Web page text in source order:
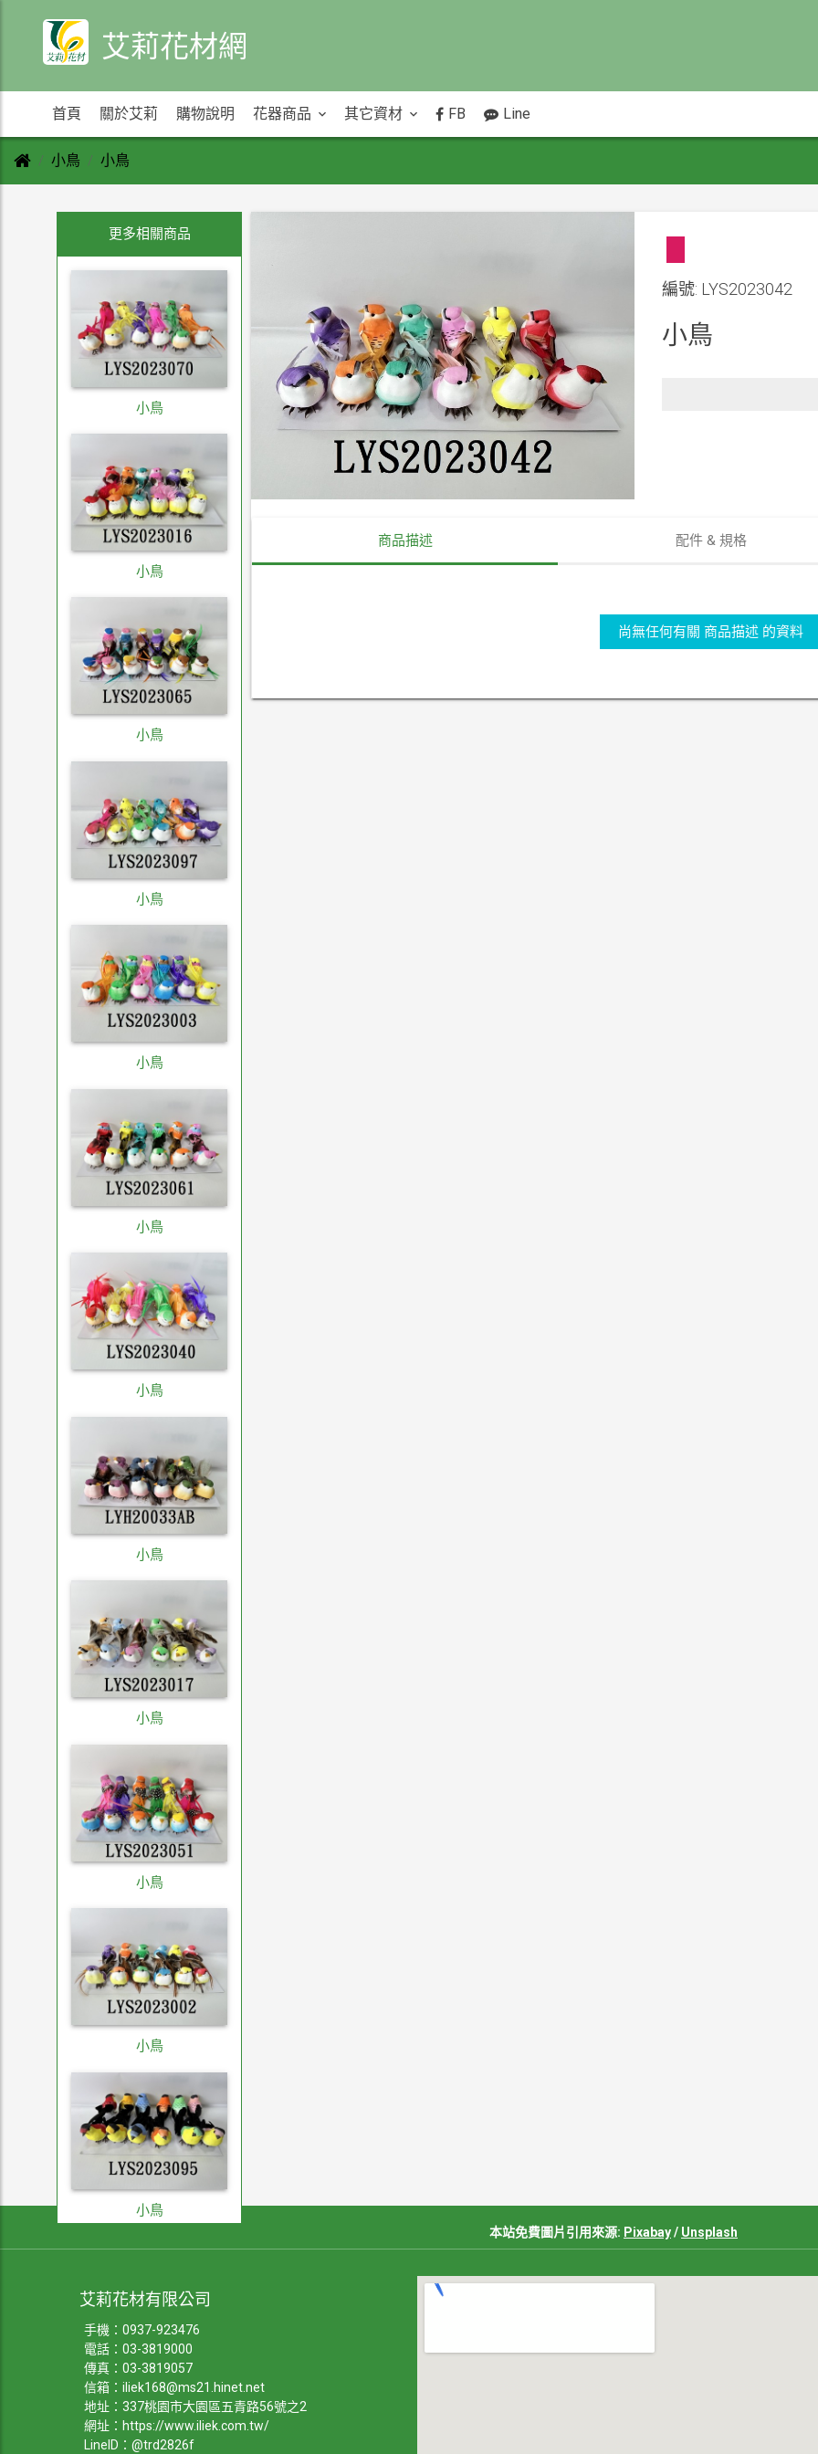
艾莉花材網
首頁 關於艾莉 購物說明 花器商品 其它資材 FB Line
小鳥 小鳥
編號: LYS2023042
小鳥
商品描述 配件 & 規格
尚無任何有關 商品描述 的資料
更多相關商品
小鳥
小鳥
小鳥
小鳥
小鳥
小鳥
小鳥
小鳥
小鳥
小鳥
小鳥
小鳥
本站免費圖片引用來源: Pixabay/ Unsplash
艾莉花材有限公司
手機： 0937-923476
電話： 03-3819000
傳真：03-3819057
信箱： iliek168@ms21.hinet.net
地址：337桃園市大園區五青路56號之2
網址： https://www.iliek.com.tw/
LineID：@trd2826f